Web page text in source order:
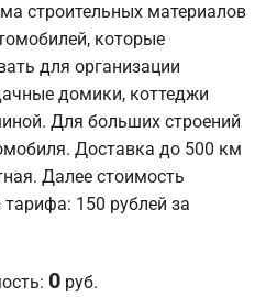
строительных материалов
которые
для организации
домики, коттеджи
Для больших строений
Доставка до 500 км
Далее стоимость
150 рублей за
0 руб.